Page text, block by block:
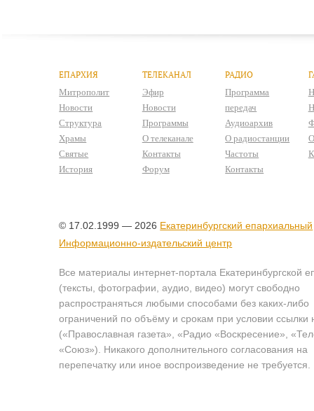
ЕПАРХИЯ
Митрополит
Новости
Структура
Храмы
Святые
История
ТЕЛЕКАНАЛ
Эфир
Новости
Программы
О телеканале
Контакты
Форум
РАДИО
Программа
передач
Аудиоархив
О радиостанции
Частоты
Контакты
© 17.02.1999 — 2026 Екатеринбургский епархиальный
Информационно-издательский центр
Все материалы интернет-портала Екатеринбургской
(тексты, фотографии, аудио, видео) могут свободно
распространяться любыми способами без каких-либо
ограничений по объёму и срокам при условии ссылки
(«Православная газета», «Радио «Воскресение»,
«Союз»). Никакого дополнительного согласования на
перепечатку или иное воспроизведение не требуется.